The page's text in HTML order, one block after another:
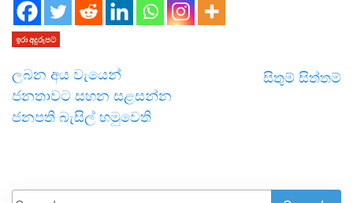
ඉරා අදුරුපට
ලබන අය වැයෙන්
ජනතාවට සහන සළසන්න
ජනපති බැසිල් හමුවෙති
සිතුම් සිත්තම්